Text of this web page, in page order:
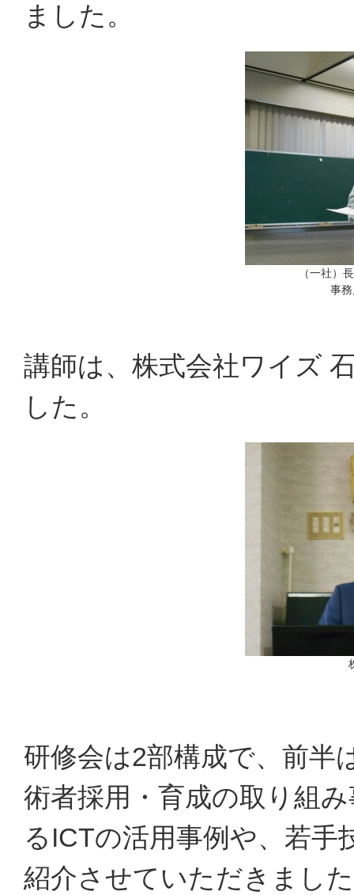
ました。
（一社）
事
講師は、株式会社ワイズ
した。
研修会は2部構成で、前半
術者採用・育成の取り組
るICTの活用事例や、若手
紹介させていただきまし